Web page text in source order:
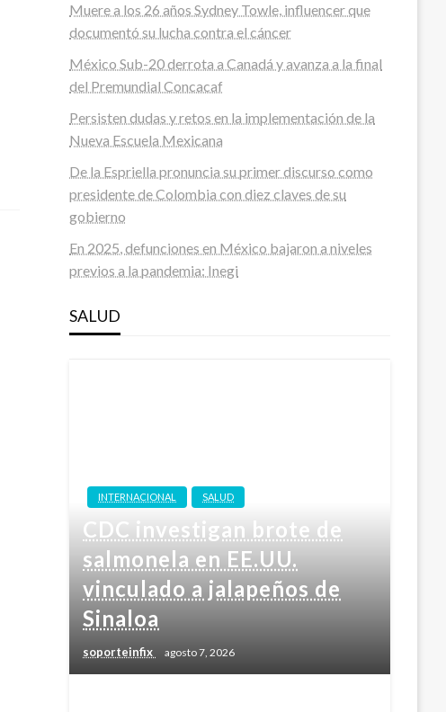
Muere a los 26 años Sydney Towle, influencer que
documentó su lucha contra el cáncer
México Sub-20 derrota a Canadá y avanza a la final
del Premundial Concacaf
Persisten dudas y retos en la implementación de la
Nueva Escuela Mexicana
De la Espriella pronuncia su primer discurso como
presidente de Colombia con diez claves de su
gobierno
En 2025, defunciones en México bajaron a niveles
previos a la pandemia: Inegi
SALUD
INTERNACIONAL SALUD
CDC investigan brote de
salmonela en EE.UU.
vinculado a jalapeños de
Sinaloa
soporteinfix agosto 7, 2026